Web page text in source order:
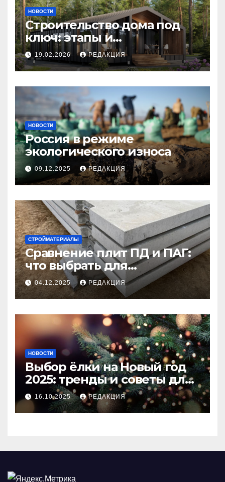
НОВОСТИ
Строительство дома под
ключ: этапы и
планирование бюджета
19.02.2026 РЕДАКЦИЯ
НОВОСТИ
Россия в режиме
экологического износа
09.12.2025 РЕДАКЦИЯ
СТРОЙМАТЕРИАЛЫ
Сравнение плит ПД и ПАГ:
что выбрать для
долговечного и прочного
покрытия
04.12.2025 РЕДАКЦИЯ
НОВОСТИ
Выбор ёлки на Новый год
2025: тренды и советы для
идеального праздника
16.10.2025 РЕДАКЦИЯ